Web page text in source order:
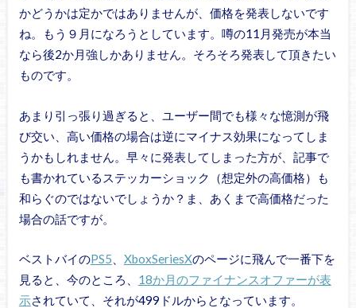
かどうかは定かではありませんが、価格を発表しないです
ね。もう９月になろうとしています。噂の11月発売が本当
なら後2か月強しかありません。そろそろ発表して頂きたい
ものです。
あまり引っ張り過ぎると、ユーザー間でも様々な憶測が飛
び交い、高い価格の場合は逆にマイナス効果になってしま
うかもしれません。早々に発表してしまった方が、記事で
も書かれているステッカーショック（想定外の高価格）も
和らぐのではないでしょうか？ま、あくまで高価格だった
場合の話ですが。
ベストバイのPS5 XboxSeriesXのページに飛んで一番下を
見ると、今のところ、 18か月のファイナンスオファーが表
示されていて、それが499ドルからとなっています。